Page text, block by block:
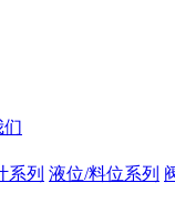
们
系列 液位/料位系列